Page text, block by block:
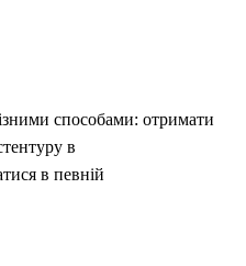
способами: отримати
в
в певній